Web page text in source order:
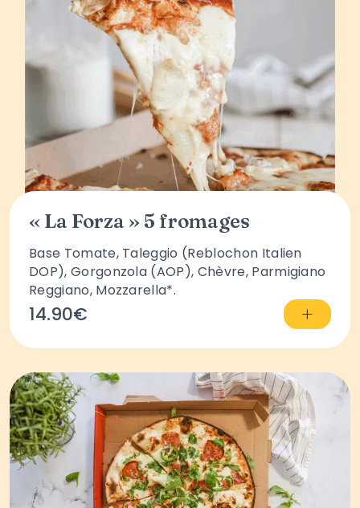
« La Forza » 5 fromages
Base Tomate, Taleggio (Reblochon Italien
DOP), Gorgonzola (AOP), Chèvre, Parmigiano
Reggiano, Mozzarella*.
14.90€ +